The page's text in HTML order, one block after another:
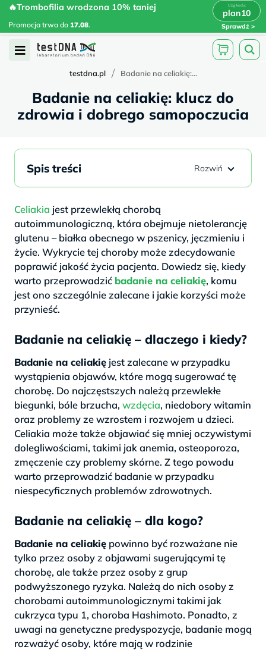
Skip
content
🔥Trombofilia wrodzona 10% taniej
Promocja trwa do 17.08.
plan10
Sprawdź
🔥Trombofilia wrodzona 10% taniej
plan10 x
Open
testdna.pl / Badanie na celiakię:...
Badanie na celiakię: klucz do
zdrowia i dobrego samopoczucia
Celiakia jest przewlekłą chorobą
autoimmunologiczną, która obejmuje nietolerancję
glutenu – białka obecnego w pszenicy, jęczmieniu i
życie. Wykrycie tej choroby może zdecydowanie
poprawić jakość życia pacjenta. Dowiedz się, kiedy
warto przeprowadzić badanie na celiakię, komu
jest ono szczególnie zalecane i jakie korzyści może
przynieść.
Badanie na celiakię – dlaczego i kiedy?
Badanie na celiakię jest zalecane w przypadku
wystąpienia objawów, które mogą sugerować tę
chorobę. Do najczęstszych należą przewlekłe
biegunki, bóle brzucha, wzdęcia, niedobory witamin
oraz problemy ze wzrostem i rozwojem u dzieci.
Celiakia może także objawiać się mniej oczywistymi
dolegliwościami, takimi jak anemia, osteoporoza,
zmęczenie czy problemy skórne. Z tego powodu
warto przeprowadzić badanie w przypadku
niespecyficznych problemów zdrowotnych.
Badanie na celiakię – dla kogo?
Badanie na celiakię powinno być rozważane nie
tylko przez osoby z objawami sugerującymi tę
chorobę, ale także przez osoby z grup
podwyższonego ryzyka. Należą do nich osoby z
chorobami autoimmunologicznymi takimi jak
cukrzyca typu 1, choroba Hashimoto. Ponadto, z
uwagi na genetyczne predyspozycje, badanie mogą
rozważyć osoby, które mają w rodzinie
Spis treści